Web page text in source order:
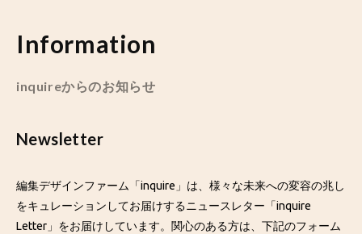
Information
inquireからのお知らせ
Newsletter
編集デザインファーム「inquire」は、様々な未来への変容の兆し
をキュレーションしてお届けするニュースレター「inquire
Letter」をお届けしています。関心のある方は、下記のフォーム